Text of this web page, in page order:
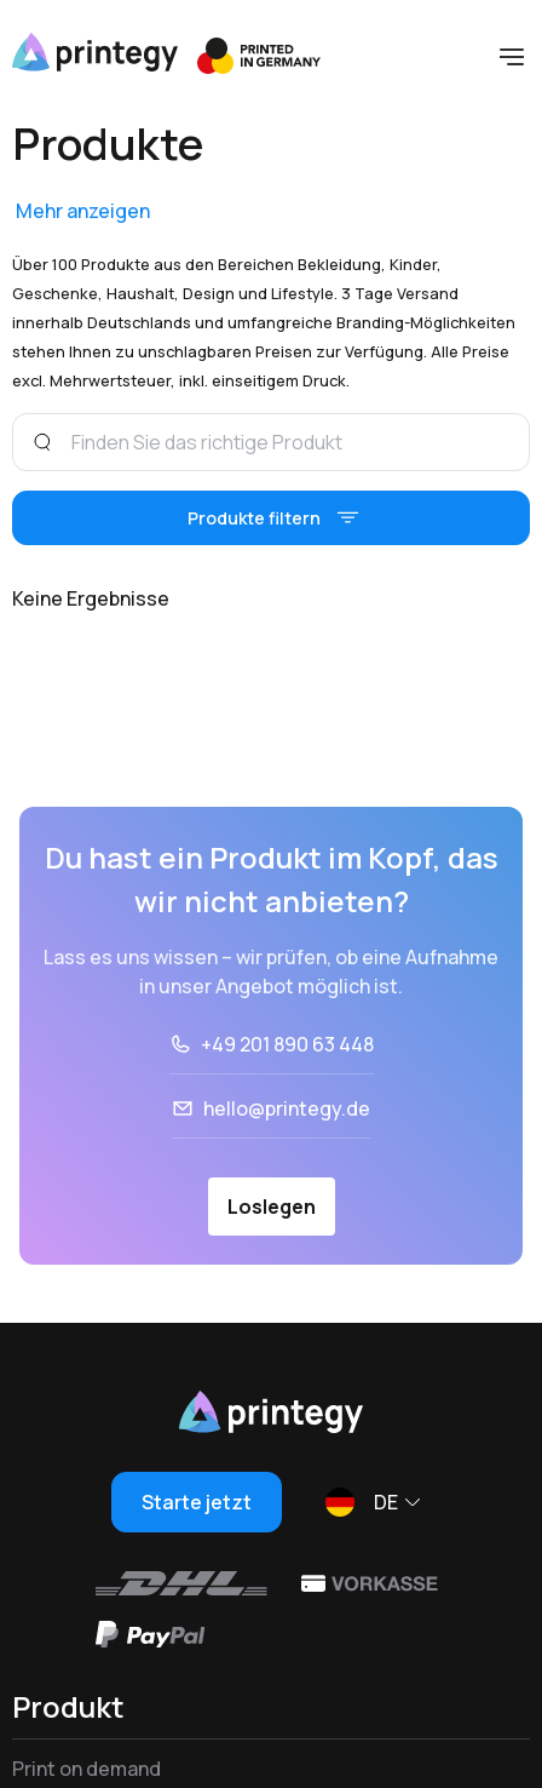
Produkte
Mehr anzeigen
Über 100 Produkte aus den Bereichen Bekleidung, Kinder,
Geschenke, Haushalt, Design und Lifestyle. 3 Tage Versand
innerhalb Deutschlands und umfangreiche Branding-Möglichkeiten
stehen Ihnen zu unschlagbaren Preisen zur Verfügung. Alle Preise
excl. Mehrwertsteuer, inkl. einseitigem Druck.
Produkte filtern
Keine Ergebnisse
Du hast ein Produkt im Kopf, das
wir nicht anbieten?
Lass es uns wissen – wir prüfen, ob eine Aufnahme
in unser Angebot möglich ist.
+49 201 890 63 448
hello@printegy.de
Loslegen
Starte jetzt DE
Produkt
Print on demand